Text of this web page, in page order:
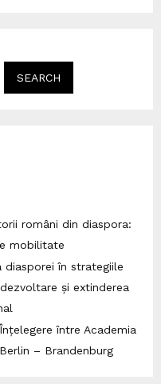
SEARCH
români din diaspora:
mobilitate
diasporei în strategiile
și extinderea
între Academia
– Brandenburg